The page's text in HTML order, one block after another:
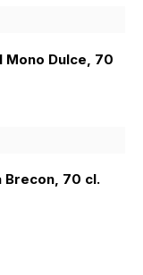
Mono Dulce, 70
Brecon, 70 cl.